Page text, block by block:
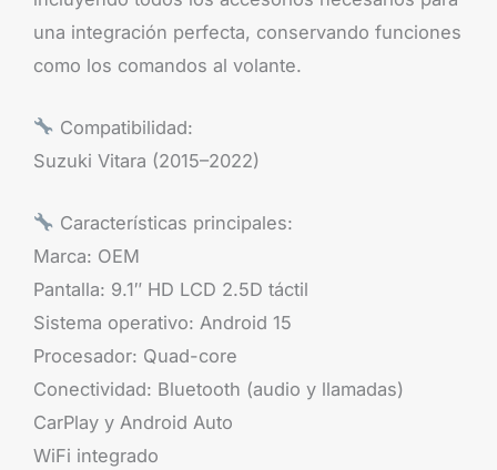
una integración perfecta, conservando funciones
como los comandos al volante.
Compatibilidad:
Suzuki Vitara (2015–2022)
Características principales:
Marca: OEM
Pantalla: 9.1″ HD LCD 2.5D táctil
Sistema operativo: Android 15
Procesador: Quad-core
Conectividad: Bluetooth (audio y llamadas)
CarPlay y Android Auto
WiFi integrado